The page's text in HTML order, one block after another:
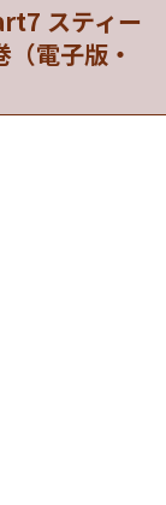
スティー
電子版・